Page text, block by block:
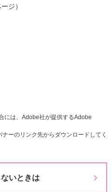
ジ）
には、Adobe社が提供するAdobe
ーのリンク先からダウンロードしてく
いときは